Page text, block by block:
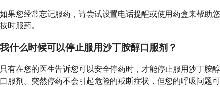
如果您经常忘记服药，请尝试设置电话提醒或使用药盒来帮助您
按时服药。
我什么时候可以停止服用沙丁胺醇口服剂？
只有在您的医生告诉您可以安全停药时，才能停止服用沙丁胺醇
口服剂。突然停药不会引起危险的戒断症状，但您的呼吸问题可